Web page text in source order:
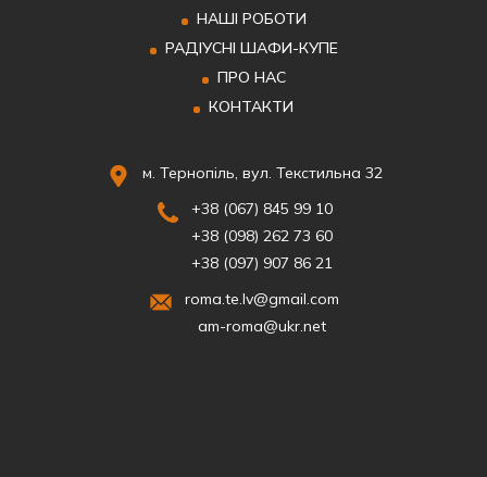
НАШІ РОБОТИ
РАДІУСНІ ШАФИ-КУПЕ
ПРО НАС
КОНТАКТИ
м. Тернопіль, вул. Текстильна 32
+38 (067) 845 99 10
+38 (098) 262 73 60
+38 (097) 907 86 21
roma.te.lv@gmail.com
am-roma@ukr.net